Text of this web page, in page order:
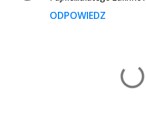
ODPOWIEDZ